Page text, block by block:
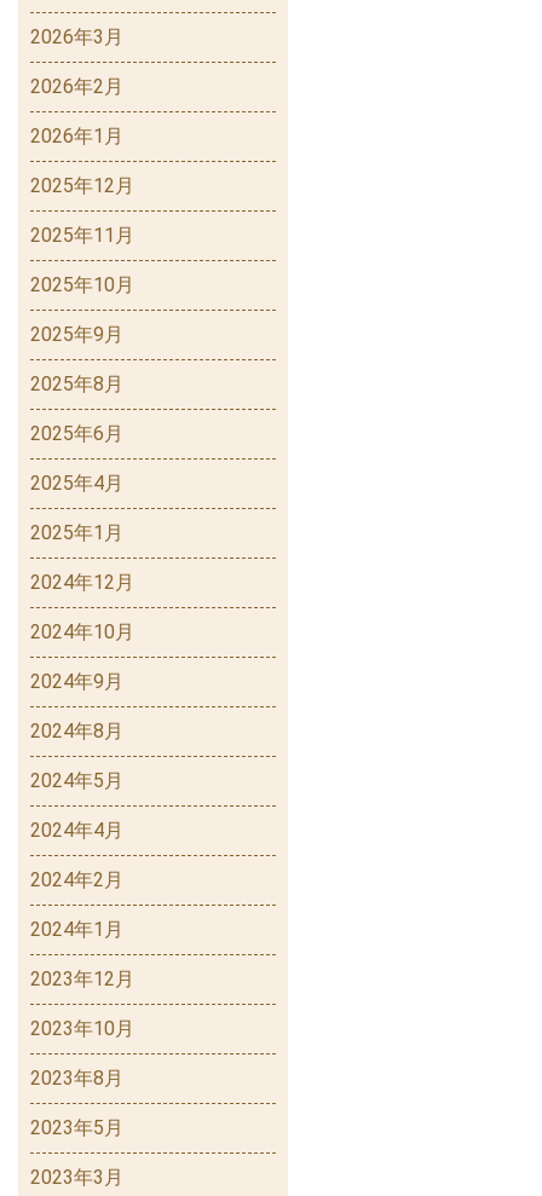
2026年3月
2026年2月
2026年1月
2025年12月
2025年11月
2025年10月
2025年9月
2025年8月
2025年6月
2025年4月
2025年1月
2024年12月
2024年10月
2024年9月
2024年8月
2024年5月
2024年4月
2024年2月
2024年1月
2023年12月
2023年10月
2023年8月
2023年5月
2023年3月